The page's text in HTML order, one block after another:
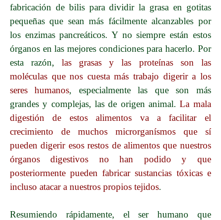
fabricación de bilis para dividir la grasa en gotitas
pequeñas que sean más fácilmente alcanzables por
los enzimas pancreáticos. Y no siempre están estos
órganos en las mejores condiciones para hacerlo. Por
esta razón,las grasas y las proteínas son las
moléculas que nos cuesta más trabajo digerir a los
seres humanos, especialmente las que son más
grandes y complejas, las de origen animal.La mala
digestión de estos alimentos va a facilitar el
crecimiento de muchos microrganísmos que sí
pueden digerir esos restos de alimentos que nuestros
órganos digestivos no han podido y que
posteriormente pueden fabricar sustancias tóxicas e
incluso atacar a nuestros propios tejidos.
Resumiendo rápidamente, el ser humano que